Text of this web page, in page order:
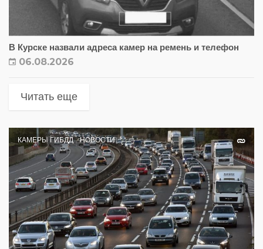
В Курске назвали адреса камер на ремень и телефон
06.08.2026
Читать еще
КАМЕРЫ ГИБДД НОВОСТИ